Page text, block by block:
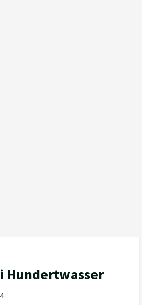
Hundertwasser